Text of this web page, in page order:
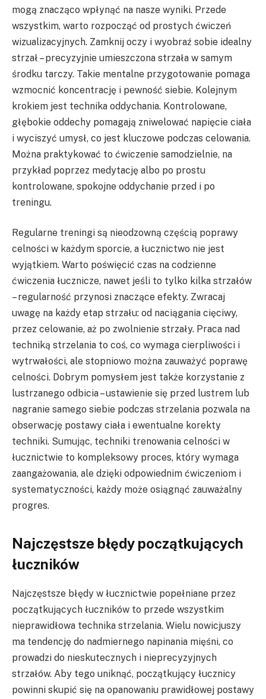
mogą znacząco wpłynąć na nasze wyniki. Przede
wszystkim, warto rozpocząć od prostych ćwiczeń
wizualizacyjnych. Zamknij oczy i wyobraź sobie idealny
strzał – precyzyjnie umieszczona strzała w samym
środku tarczy. Takie mentalne przygotowanie pomaga
wzmocnić koncentrację i pewność siebie. Kolejnym
krokiem jest technika oddychania. Kontrolowane,
głębokie oddechy pomagają zniwelować napięcie ciała
i wyciszyć umysł, co jest kluczowe podczas celowania.
Można praktykować to ćwiczenie samodzielnie, na
przykład poprzez medytację albo po prostu
kontrolowane, spokojne oddychanie przed i po
treningu.
Regularne treningi są nieodzowną częścią poprawy
celności w każdym sporcie, a łucznictwo nie jest
wyjątkiem. Warto poświęcić czas na codzienne
ćwiczenia łucznicze, nawet jeśli to tylko kilka strzałów
– regularność przynosi znaczące efekty. Zwracaj
uwagę na każdy etap strzału: od naciągania cięciwy,
przez celowanie, aż po zwolnienie strzały. Praca nad
techniką strzelania to coś, co wymaga cierpliwości i
wytrwałości, ale stopniowo można zauważyć poprawę
celności. Dobrym pomysłem jest także korzystanie z
lustrzanego odbicia – ustawienie się przed lustrem lub
nagranie samego siebie podczas strzelania pozwala na
obserwację postawy ciała i ewentualne korekty
techniki. Sumując, techniki trenowania celności w
łucznictwie to kompleksowy proces, który wymaga
zaangażowania, ale dzięki odpowiednim ćwiczeniom i
systematyczności, każdy może osiągnąć zauważalny
progres.
Najczęstsze błędy początkujących
łuczników
Najczęstsze błędy w łucznictwie popełniane przez
początkujących łuczników to przede wszystkim
nieprawidłowa technika strzelania. Wielu nowicjuszy
ma tendencję do nadmiernego napinania mięśni, co
prowadzi do nieskutecznych i nieprecyzyjnych
strzałów. Aby tego uniknąć, początkujący łucznicy
powinni skupić się na opanowaniu prawidłowej postawy